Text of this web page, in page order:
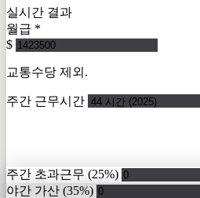
실시간 결과
월급 *
$
교통수당 제외.
주간 근무시간
주간 초과근무 (25%)
야간 가산 (35%)